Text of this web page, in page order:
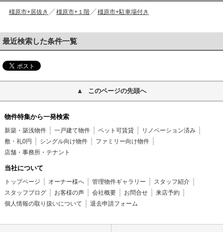
橿原市+居抜き 橿原市+１階 橿原市+駐車場付き
最近検索した条件一覧
このページの先頭へ
物件特集から一発検索
新築・築浅物件 一戸建て物件 ペット可賃貸
リノベーション済み
敷・礼0円
シングル向け物件
ファミリー向け物件
店舗・事務所・テナント
当社について
トップページ オーナー様へ 管理物件ギャラリー
スタッフ紹介
スタッフブログ
お客様の声 会社概要 お問合せ
来店予約
個人情報の取り扱いについて
退去申請フォーム